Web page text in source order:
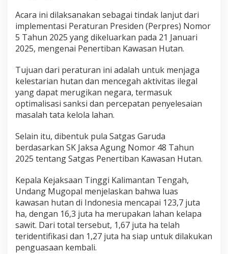
Acara ini dilaksanakan sebagai tindak lanjut dari
implementasi Peraturan Presiden (Perpres) Nomor
5 Tahun 2025 yang dikeluarkan pada 21 Januari
2025, mengenai Penertiban Kawasan Hutan.
Tujuan dari peraturan ini adalah untuk menjaga
kelestarian hutan dan mencegah aktivitas ilegal
yang dapat merugikan negara, termasuk
optimalisasi sanksi dan percepatan penyelesaian
masalah tata kelola lahan.
Selain itu, dibentuk pula Satgas Garuda
berdasarkan SK Jaksa Agung Nomor 48 Tahun
2025 tentang Satgas Penertiban Kawasan Hutan.
Kepala Kejaksaan Tinggi Kalimantan Tengah,
Undang Mugopal menjelaskan bahwa luas
kawasan hutan di Indonesia mencapai 123,7 juta
ha, dengan 16,3 juta ha merupakan lahan kelapa
sawit. Dari total tersebut, 1,67 juta ha telah
teridentifikasi dan 1,27 juta ha siap untuk dilakukan
penguasaan kembali.